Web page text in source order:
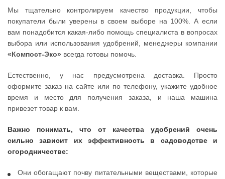
Мы тщательно контролируем качество продукции, чтобы
покупатели были уверены в своем выборе на 100%. А если
вам понадобится какая-либо помощь специалиста в вопросах
выбора или использования удобрений, менеджеры компании
«Компост-Эко» всегда готовы помочь.
Естественно, у нас предусмотрена доставка. Просто
оформите заказ на сайте или по телефону, укажите удобное
время и место для получения заказа, и наша машина
привезет товар к вам.
Важно понимать, что от качества удобрений очень
сильно зависит их эффективность в садоводстве и
огородничестве:
Они обогащают почву питательными веществами, которые